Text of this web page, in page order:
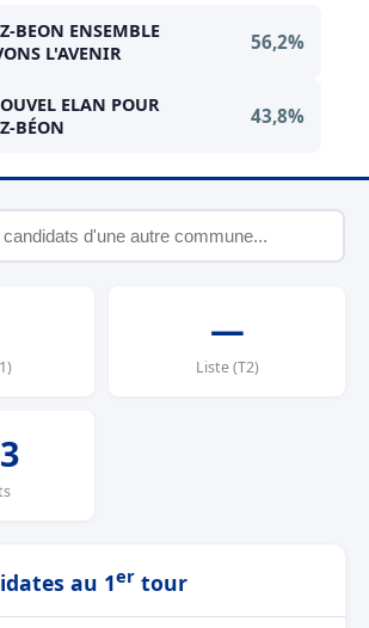
BEON ENSEMBLE
L'AVENIR
56,2%
ELAN POUR
BÉON
43,8%
—
Liste (T2)
au 1er tour